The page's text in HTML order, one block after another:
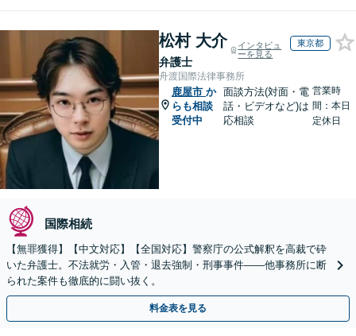
松村 大介
弁護士
インタビュ
ーを見る
東京都
舟渡国際法律事務所
鹿屋市 か
らも相談
受付中
面談方法(対面・電
話・ビデオなど)は
応相談
営業時
間：本日
定休日
国際相続
【無罪獲得】【中文対応】【全国対応】警察庁の公式解釈を高裁で砕
いた弁護士。不法就労・入管・退去強制・刑事事件——他事務所に断
られた案件も徹底的に闘い抜く。
料金表を見る